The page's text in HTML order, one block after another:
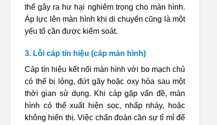
thể gây ra hư hại nghiêm trọng cho màn hình.
Áp lực lên màn hình khi di chuyển cũng là một
yếu tố cần được kiểm soát.
3. Lỗi cáp tín hiệu (cáp màn hình)
Cáp tín hiệu kết nối màn hình với bo mạch chủ
có thể bị lỏng, đứt gãy hoặc oxy hóa sau một
thời gian sử dụng. Khi cáp gặp vấn đề, màn
hình có thể xuất hiện sọc, nhấp nháy, hoặc
không hiển thị. Việc chẩn đoán cần sự tỉ mỉ để